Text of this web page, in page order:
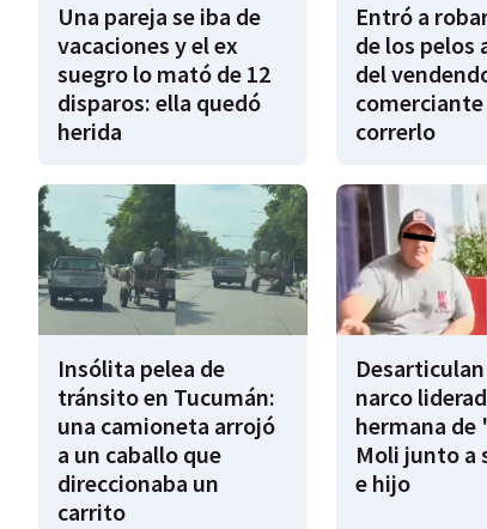
Una pareja se iba de
vacaciones y el ex
suegro lo mató de 12
disparos: ella quedó
herida
Entró a
de los pelos
del
comerciante
correrlo
Insólita pelea de
tránsito en Tucumán:
una camioneta arrojó
a un caballo que
direccionaba un
carrito
narco
hermana de
Moli junto a
e hijo